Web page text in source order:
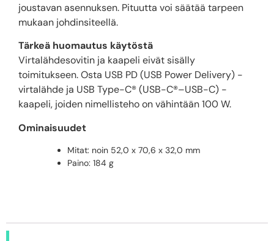
joustavan asennuksen. Pituutta voi säätää tarpeen
mukaan johdinsiteellä.
Tärkeä huomautus käytöstä
Virtalähdesovitin ja kaapeli eivät sisälly
toimitukseen. Osta USB PD (USB Power Delivery) -
virtalähde ja USB Type-C® (USB-C®–USB-C) -
kaapeli, joiden nimellisteho on vähintään 100 W.
Ominaisuudet
Mitat: noin 52,0 x 70,6 x 32,0 mm
Paino: 184 g